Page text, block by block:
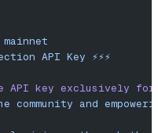
mainnet
API Key ⚡️⚡️⚡️
key exclusively for
community and